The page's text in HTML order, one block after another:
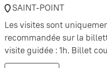
SAINT-POINT
Les visites sont
recommandée sur la
visite guidée : 1h. Billet